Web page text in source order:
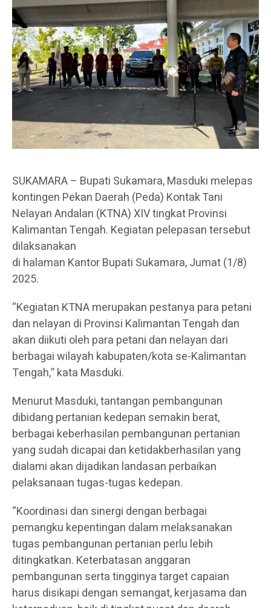
SUKAMARA – Bupati Sukamara, Masduki melepas
kontingen Pekan Daerah (Peda) Kontak Tani
Nelayan Andalan (KTNA) XIV tingkat Provinsi
Kalimantan Tengah. Kegiatan pelepasan tersebut
dilaksanakan
di halaman Kantor Bupati Sukamara, Jumat (1/8)
2025.
“Kegiatan KTNA merupakan pestanya para petani
dan nelayan di Provinsi Kalimantan Tengah dan
akan diikuti oleh para petani dan nelayan dari
berbagai wilayah kabupaten/kota se-Kalimantan
Tengah,” kata Masduki.
Menurut Masduki, tantangan pembangunan
dibidang pertanian kedepan semakin berat,
berbagai keberhasilan pembangunan pertanian
yang sudah dicapai dan ketidakberhasilan yang
dialami akan dijadikan landasan perbaikan
pelaksanaan tugas-tugas kedepan.
“Koordinasi dan sinergi dengan berbagai
pemangku kepentingan dalam melaksanakan
tugas pembangunan pertanian perlu lebih
ditingkatkan. Keterbatasan anggaran
pembangunan serta tingginya target capaian
harus disikapi dengan semangat, kerjasama dan